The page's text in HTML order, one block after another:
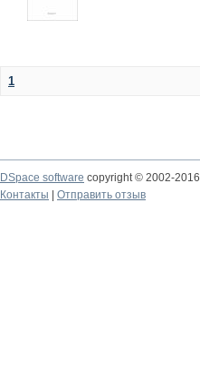
1
DSpace software copyright © 2002-2016
Контакты
Отправить отзыв